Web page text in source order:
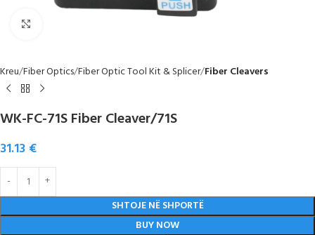
Kreu Fiber Optics Fiber Optic Tool Kit & Splicer Fiber Cleavers
WK-FC-71S Fiber Cleaver/71S
31.13 €
SHTOJE NË SHPORTË
BUY NOW